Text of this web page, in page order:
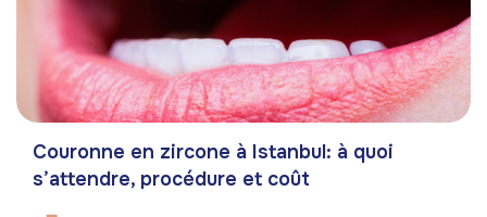
Couronne en zircone à Istanbul: à quoi
s’attendre, procédure et coût